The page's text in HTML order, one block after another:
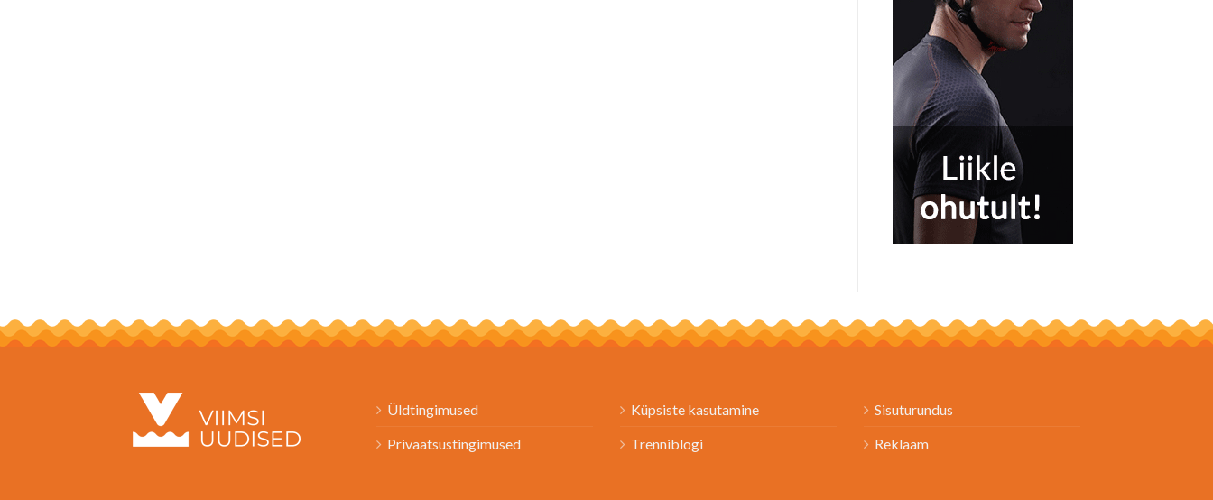
Üldtingimused
Privaatsustingimused
Küpsiste kasutamine
Trenniblogi
Sisuturundus
Reklaam